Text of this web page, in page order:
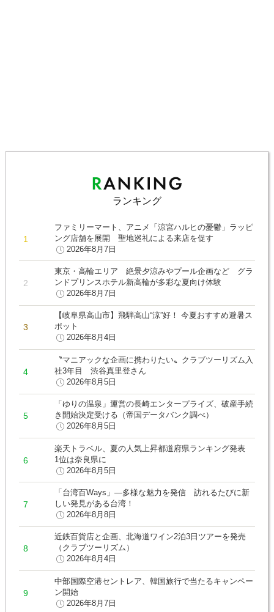
ランキング
ファミリーマート、アニメ「涼宮ハルヒの憂鬱」ラッピ
ング店舗を展開 聖地巡礼による来店を促す
2026年8月7日
東京・高輪エリア 絶景夕涼みやプール企画など グラ
ンドプリンスホテル新高輪が多彩な夏向け体験
2026年8月7日
【岐阜県高山市】飛騨高山“涼”好！ 今夏おすすめ避暑ス
ポット
2026年8月4日
〝マニアックな企画に携わりたい〟クラブツーリズム入
社3年目 渋谷真里登さん
2026年8月5日
「ゆりの温泉」運営の長崎エンタープライズ、破産手続
き開始決定受ける（帝国データバンク調べ）
2026年8月5日
楽天トラベル、夏の人気上昇都道府県ランキング発表
1位は奈良県に
2026年8月5日
「台湾百Ways」―多様な魅力を発信 訪れるたびに新
しい発見がある台湾！
2026年8月8日
近鉄百貨店と企画、北海道ワイン2泊3日ツアーを発売
（クラブツーリズム）
2026年8月4日
中部国際空港セントレア、韓国旅行で当たるキャンペー
ン開始
2026年8月7日